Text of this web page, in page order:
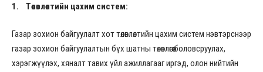
1. Төлөвлөлтийн цахим систем:
Газар зохион байгуулалт хот төлөвлөлтийн цахим систем нэвтэрснээр
газар зохион байгуулалтын бүх шатны төлөвлөгөө боловсруулах,
хэрэгжүүлэх, хяналт тавих үйл ажиллагааг иргэд, олон нийтийн